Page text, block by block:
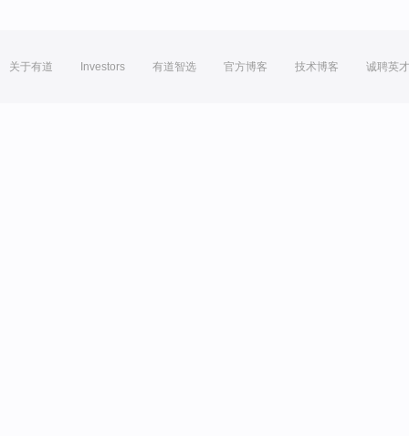
关于有道 Investors 有道智选 官方博客 技术博客 诚聘英才